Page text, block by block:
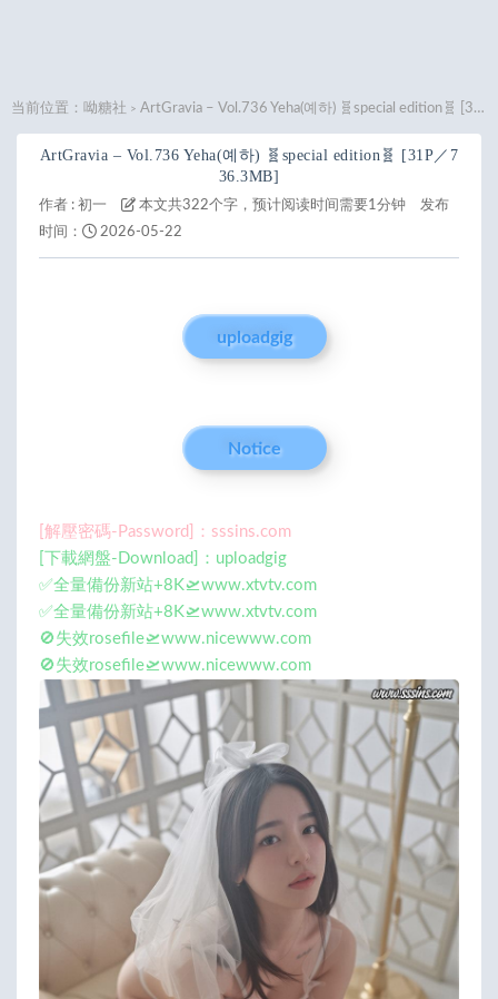
当前位置： 呦糖社 > ArtGravia – Vol.736 Yeha(예하) 🧬special edition🧬 [31P／736.3MB]
ArtGravia – Vol.736 Yeha(예하) 🧬special edition🧬 [31P／7
36.3MB]
作者 : 初一 本文共322个字，预计阅读时间需要1分钟
发布
时间：
2026-05-22
uploadgig
Notice
[解壓密碼-Password]：sssins.com
[下載網盤-Download]：uploadgig
✅全量備份新站+8K🛫www.xtvtv.com
✅全量備份新站+8K🛫www.xtvtv.com
🚫失效rosefile🛫www.nicewww.com
🚫失效rosefile🛫www.nicewww.com